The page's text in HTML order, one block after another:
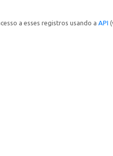
a esses registros usando a API